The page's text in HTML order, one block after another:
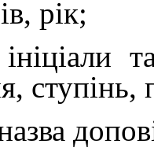
рік;
ступінь,